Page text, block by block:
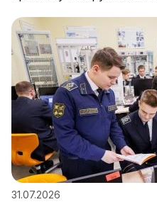
31.07.2026